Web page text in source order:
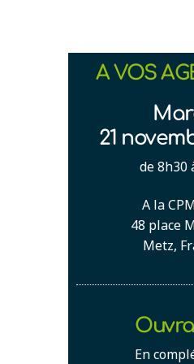
A VOS
21
de 8h30
A la
48 place
Metz,
En